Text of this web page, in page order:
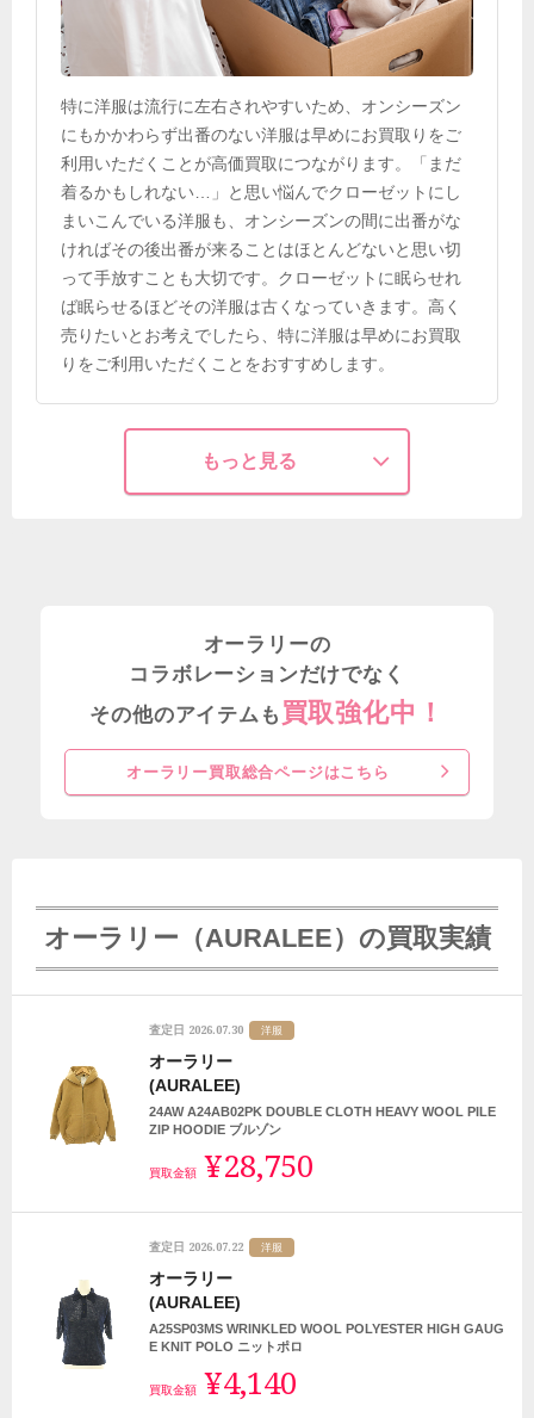
特に洋服は流行に左右されやすいため、オンシーズン
にもかかわらず出番のない洋服は早めにお買取りをご
利用いただくことが高価買取につながります。「まだ
着るかもしれない…」と思い悩んでクローゼットにし
まいこんでいる洋服も、オンシーズンの間に出番がな
ければその後出番が来ることはほとんどないと思い切
って手放すことも大切です。クローゼットに眠らせれ
ば眠らせるほどその洋服は古くなっていきます。高く
売りたいとお考えでしたら、特に洋服は早めにお買取
りをご利用いただくことをおすすめします。
もっと見る
オーラリーの
コラボレーションだけでなく
その他のアイテムも 買取強化中！
オーラリー買取総合ページはこちら
オーラリー（AURALEE）の買取実績
査定日 2026.07.30 洋服
オーラリー
(AURALEE)
24AW A24AB02PK DOUBLE CLOTH HEAVY WOOL PILE
ZIP HOODIE ブルゾン
買取金額 ¥28,750
査定日 2026.07.22 洋服
オーラリー
(AURALEE)
A25SP03MS WRINKLED WOOL POLYESTER HIGH GAUG
E KNIT POLO ニットポロ
買取金額 ¥4,140